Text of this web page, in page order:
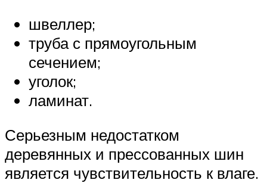
швеллер;
труба с прямоугольным
сечением;
уголок;
ламинат.
Серьезным недостатком
деревянных и прессованных шин
является чувствительность к влаге.